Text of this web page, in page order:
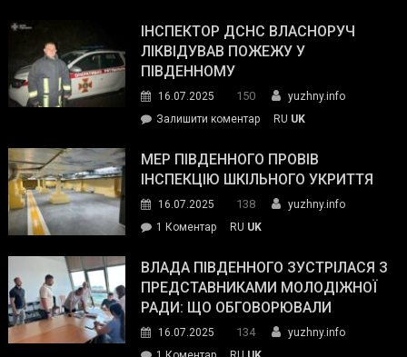
провів
нараду
силових
та
органів:
«Наш
спільний
окупанти.
Маємо
діяти
команда
ІНСПЕКТОР ДСНС ВЛАСНОРУЧ
ЛІКВІДУВАВ ПОЖЕЖУ У
ПІВДЕННОМУ
16.07.2025 150
yuzhny.info
Залишити коментарon
ДСНС
власноруч
пожежу
у
RU UK
МЕР ПІВДЕННОГО ПРОВІВ
ІНСПЕКЦІЮ ШКІЛЬНОГО УКРИТТЯ
16.07.2025 138
yuzhny.info
1 Коментардо
Південного
провів
інспекцію
укриття
RU UK
ВЛАДА ПІВДЕННОГО ЗУСТРІЛАСЯ З
ПРЕДСТАВНИКАМИ МОЛОДІЖНОЇ
РАДИ: ЩО ОБГОВОРЮВАЛИ
16.07.2025 134
yuzhny.info
до